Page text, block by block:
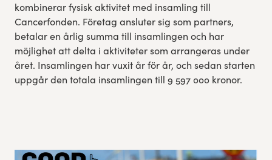
kombinerar fysisk aktivitet med insamling till
Cancerfonden. Företag ansluter sig som partners,
betalar en årlig summa till insamlingen och har
möjlighet att delta i aktiviteter som arrangeras under
året. Insamlingen har vuxit år för år, och sedan starten
uppgår den totala insamlingen till 9 597 000 kronor.